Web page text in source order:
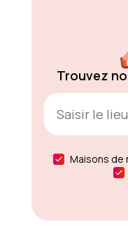
Trouvez
Maisons de